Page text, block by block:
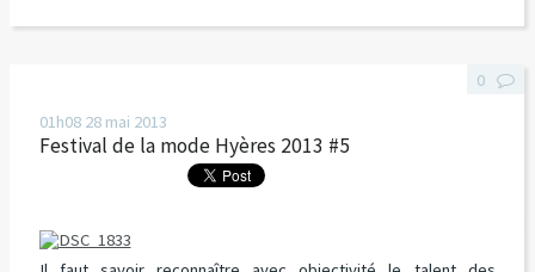
01h08 28 mai 2013
Festival de la mode Hyères 2013 #5
0